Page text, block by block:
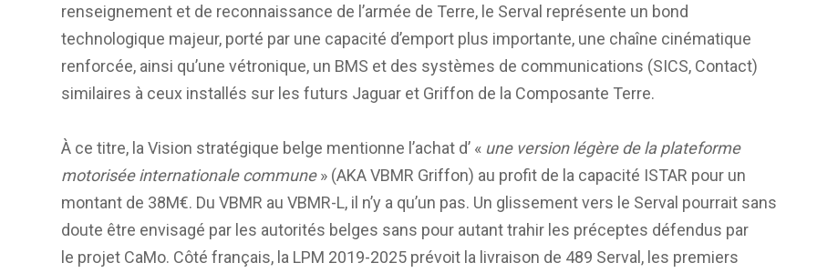
renseignement et de reconnaissance de l’armée de Terre, le Serval représente un bond
technologique majeur, porté par une capacité d’emport plus importante, une chaîne cinématique
renforcée, ainsi qu’une vétronique, un BMS et des systèmes de communications (SICS, Contact)
similaires à ceux installés sur les futurs Jaguar et Griffon de la Composante Terre.
À ce titre, la Vision stratégique belge mentionne l’achat d’ « une version légère de la plateforme
motorisée internationale commune» (AKA VBMR Griffon) au profit de la capacité ISTAR pour un
montant de 38M€. Du VBMR au VBMR-L, il n’y a qu’un pas. Un glissement vers le Serval pourrait sans
doute être envisagé par les autorités belges sans pour autant trahir les préceptes défendus par
le projet CaMo. Côté français, la LPM 2019-2025 prévoit la livraison de 489 Serval, les premiers